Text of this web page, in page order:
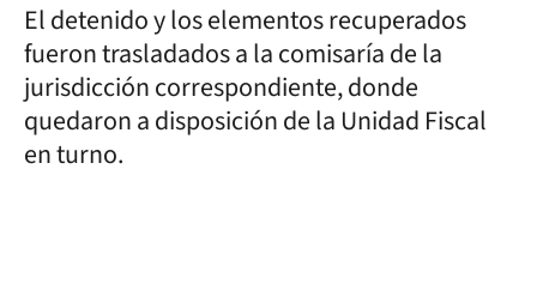
El detenido y los elementos recuperados
fueron trasladados a la comisaría de la
jurisdicción correspondiente, donde
quedaron a disposición de la Unidad Fiscal
en turno.